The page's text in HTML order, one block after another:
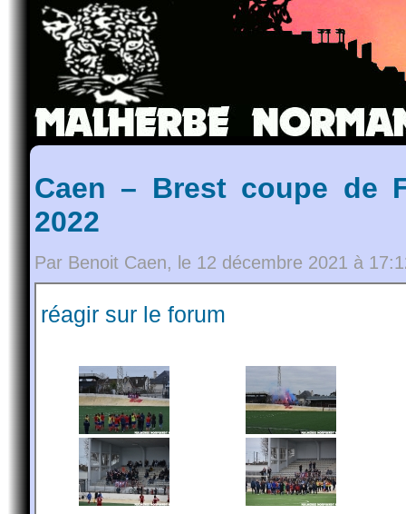
Caen – Brest coupe de
2022
Par Benoit Caen, le 12 décembre 2021 à
réagir sur le forum